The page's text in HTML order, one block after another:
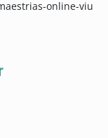
online-viu